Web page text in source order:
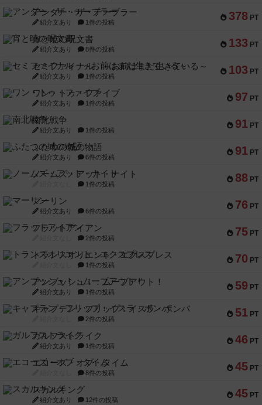
378 PT
アンダー・ザ・テーブラー
紹介文あり 1件の投稿
133 PT
宵と暁の呪文書
紹介文あり 8件の投稿
103 PT
セミファイナル ～お前はまだ生きている～
紹介文あり 1件の投稿
97 PT
ワン・トゥ・ファイブ
紹介文あり 1件の投稿
91 PT
南北戦争
紹介文あり 1件の投稿
91 PT
ふたつの城の物語
紹介文あり 6件の投稿
88 PT
ノームズ・アット・ナイト
1件の投稿
76 PT
マーリン
紹介文あり 6件の投稿
75 PT
フラットアイアン
2件の投稿
70 PT
トランスオリエント・エクスプレス
1件の投稿
59 PT
アンブッシュ！：ムーブアウト！
紹介文あり 1件の投稿
51 PT
キャプテン・フリップ：イスラ・ボンバ
2件の投稿
46 PT
ガルフストライク
紹介文あり 1件の投稿
45 PT
エコーズ・オブ・タイム
8件の投稿
45 PT
スカルキング
紹介文あり 12件の投稿